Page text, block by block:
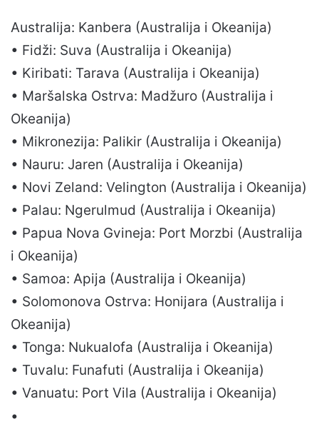
Australija: Kanbera (Australija i Okeanija)
• Fidži: Suva (Australija i Okeanija)
• Kiribati: Tarava (Australija i Okeanija)
• Maršalska Ostrva: Madžuro (Australija i
Okeanija)
• Mikronezija: Palikir (Australija i Okeanija)
• Nauru: Jaren (Australija i Okeanija)
• Novi Zeland: Velington (Australija i Okeanija)
• Palau: Ngerulmud (Australija i Okeanija)
• Papua Nova Gvineja: Port Morzbi (Australija
i Okeanija)
• Samoa: Apija (Australija i Okeanija)
• Solomonova Ostrva: Honijara (Australija i
Okeanija)
• Tonga: Nukualofa (Australija i Okeanija)
• Tuvalu: Funafuti (Australija i Okeanija)
• Vanuatu: Port Vila (Australija i Okeanija)
•